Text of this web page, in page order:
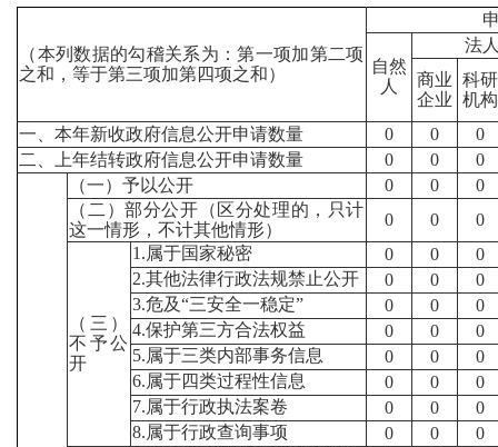
（本列数据的勾稽关系为：第一项加第二项
之和，等于第三项加第四项之和）
自然
人
法
商业
企业
科研
机构
一、本年新收政府信息公开申请数量
0 0
0
二、上年结转政府信息公开申请数量
0 0 0
（一）予以公开 0 0
0
（二）部分公开（区分处理的，只计
这一情形，不计其他情形）
0 0 0
（三）
不予公
开
1.属于国家秘密 0 0
0
2.其他法律行政法规禁止公开
0 0
0
3.危及“三安全一稳定”
0 0
0
4.保护第三方合法权益
0 0
0
5.属于三类内部事务信息
0 0
0
6.属于四类过程性信息
0 0
0
7.属于行政执法案卷
0 0
0
8.属于行政查询事项
0 0
0